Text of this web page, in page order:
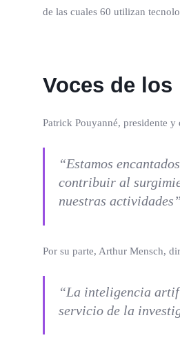
de las cuales 60 utilizan
Voces de
Patrick Pouyanné, presidente
“Estamos
contribuir al
nuestras
Por su parte, Arthur Mensch,
“La inteligencia
servicio de la